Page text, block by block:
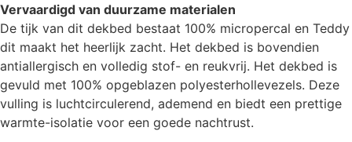
Vervaardigd van duurzame materialen
De tijk van dit dekbed bestaat 100% micropercal en Teddy
dit maakt het heerlijk zacht. Het dekbed is bovendien
antiallergisch en volledig stof- en reukvrij. Het dekbed is
gevuld met 100% opgeblazen polyesterhollevezels. Deze
vulling is luchtcirculerend, ademend en biedt een prettige
warmte-isolatie voor een goede nachtrust.